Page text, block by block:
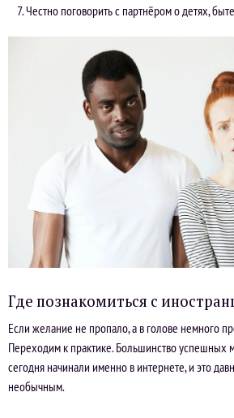
Честно поговорить с партнёром о детях,
Где познакомиться с
Если желание не пропало, а в голове немного
Переходим к практике. Большинство успешных
сегодня начинали именно в интернете, и это
необычным.